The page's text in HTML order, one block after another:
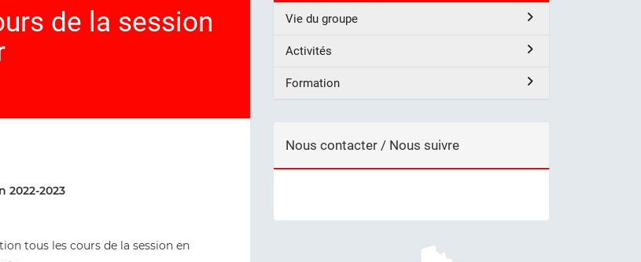
de la session
2022-2023
tous les cours de la session en
Vie du groupe
Activités
Formation
Nous contacter / Nous suivre